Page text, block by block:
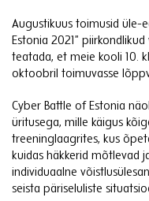
Augustikuus toimusid üle-
Estonia 2021”
teatada, et meie kooli 10.
oktoobril toimuvasse
Cyber Battle of Estonia
üritusega, mille käigus
treeninglaagrites, kus
kuidas häkkerid mõtlevad
individuaalne
seista päriseluliste